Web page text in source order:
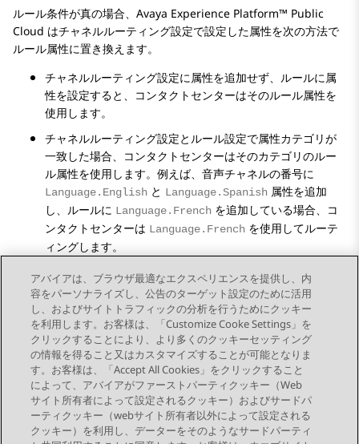
ルール条件が真の場合、 Avaya Experience Platform™ Public
Cloud はチャネルルーティング設定で設定した属性を次の方法で
ルール属性に置き換えます。
チャネルルーティング設定に属性を追加せず、ルールに属
性を設定すると、コンタクトセンターはそのルール属性を
使用します。
チャネルルーティング設定とルール設定で属性カテゴリが
一致した場合、コンタクトセンターはそのカテゴリのルー
ル属性を使用します。例えば、音声チャネルの番号に
Language.English と Language.Spanish 属性を追加
し、ルールに Language.French を追加している場合、コ
ンタクトセンターは Language.French を使用してルーテ
ィングします。
ルールに属性を追加せず、チャネルルーティング設定で属
性を設定すると、コンタクトセンターはそのチャネル属性
を使用します。
Send Feedback
アバイアは、ブラウザ最適なエクスペリエンスを提供し、内
容をパーソナライズし、公告のターゲット設定のために活用
し、およびサイトトラフィックの分析を行うためにクッキー
を利用します。お客様は、「Customize Cooke Settings」を
クリックすることにより、より多くのクッキーセッティング
の情報を得ること又はカスタマイズすることが可能となりま
す。お客様は、「Accept All Cookies」をクリックすること
によって、アバイアがファーストパーティクッキー（Web
サイト所有者によって設定されるクッキー）およびサードパ
ーティクッキー（webサイト所有者以外によって設定される
クッキー）を利用し、データーをそのようなサードパーティ